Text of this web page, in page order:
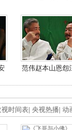
范伟赵本山恩怨
视时间表 央视热播 动